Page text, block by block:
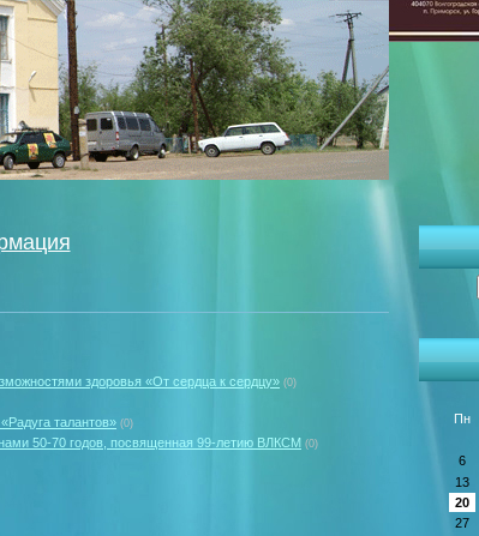
Пн
6
13
20
27
здоровья «От сердца к сердцу» (0)
талантов» (0)
50-70 годов, посвященная 99-летию ВЛКСМ (0)